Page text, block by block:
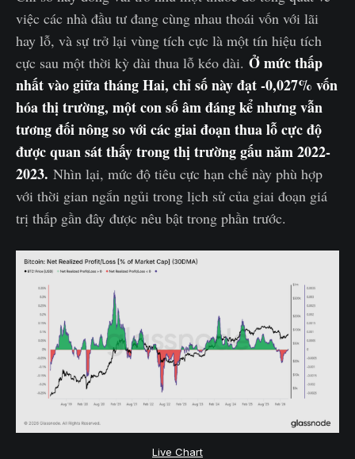
việc các nhà đầu tư đang cùng nhau thoái vốn với lãi
hay lỗ, và sự trở lại vùng tích cực là một tín hiệu tích
cực sau một thời kỳ dài thua lỗ kéo dài. Ở mức thấp
nhất vào giữa tháng Hai, chỉ số này đạt -0,027% vốn
hóa thị trường, một con số âm đáng kể nhưng vẫn
tương đối nông so với các giai đoạn thua lỗ cực độ
được quan sát thấy trong thị trường gấu năm 2022-
2023. Nhìn lại, mức độ tiêu cực hạn chế này phù hợp
với thời gian ngắn ngủi trong lịch sử của giai đoạn giá
trị thấp gần đây được nêu bật trong phần trước.
Live Chart